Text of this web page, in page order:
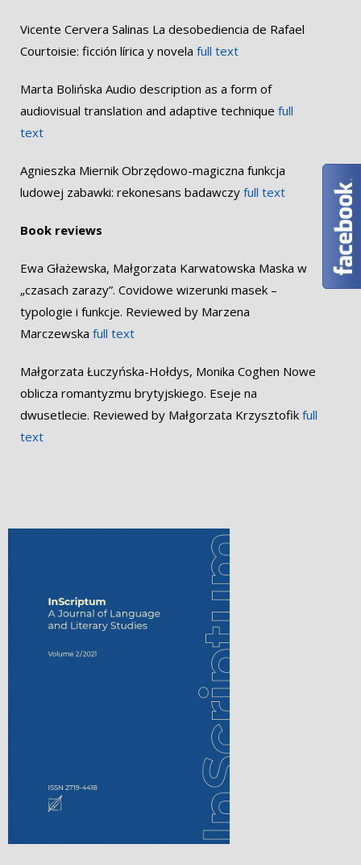
Vicente Cervera Salinas La desobediencia de Rafael
Courtoisie: ficción lírica y novela full text
Marta Bolińska Audio description as a form of
audiovisual translation and adaptive technique full
text
Agnieszka Miernik Obrzędowo-magiczna funkcja
ludowej zabawki: rekonesans badawczy full text
Book reviews
Ewa Głażewska, Małgorzata Karwatowska Maska w
„czasach zarazy”. Covidowe wizerunki masek –
typologie i funkcje. Reviewed by Marzena
Marczewska full text
Małgorzata Łuczyńska-Hołdys, Monika Coghen Nowe
oblicza romantyzmu brytyjskiego. Eseje na
dwusetlecie. Reviewed by Małgorzata Krzysztofik full
text